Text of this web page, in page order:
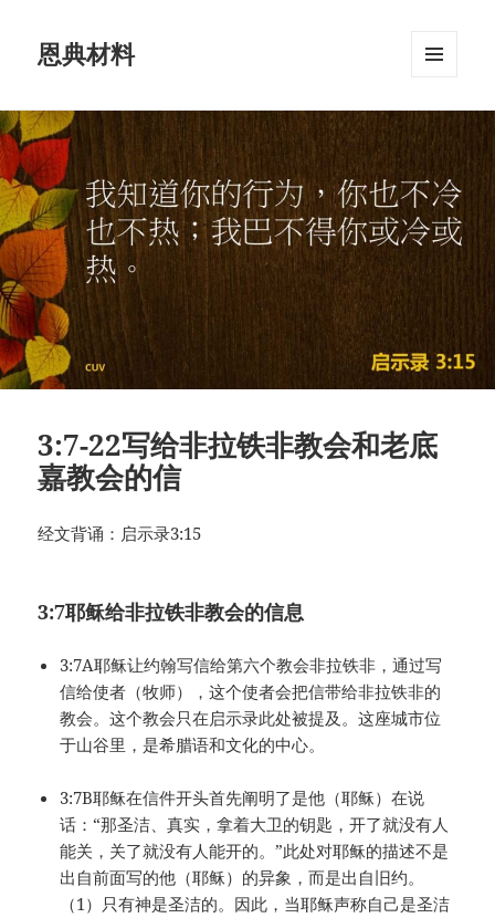
恩典材料
挂件
3:7-22写给非拉铁非教会和老底
嘉教会的信
经文背诵：启示录3:15
3:7耶稣给非拉铁非教会的信息
3:7A耶稣让约翰写信给第六个教会非拉铁非，通过写
信给使者（牧师），这个使者会把信带给非拉铁非的
教会。这个教会只在启示录此处被提及。这座城市位
于山谷里，是希腊语和文化的中心。
3:7B耶稣在信件开头首先阐明了是他（耶稣）在说
话：“那圣洁、真实，拿着大卫的钥匙，开了就没有人
能关，关了就没有人能开的。”此处对耶稣的描述不是
出自前面写的他（耶稣）的异象，而是出自旧约。
（1）只有神是圣洁的。因此，当耶稣声称自己是圣洁